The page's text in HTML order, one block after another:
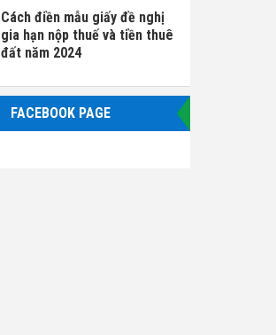
Cách điền mẫu giấy đề nghị
gia hạn nộp thuế và tiền thuê
đất năm 2024
FACEBOOK PAGE